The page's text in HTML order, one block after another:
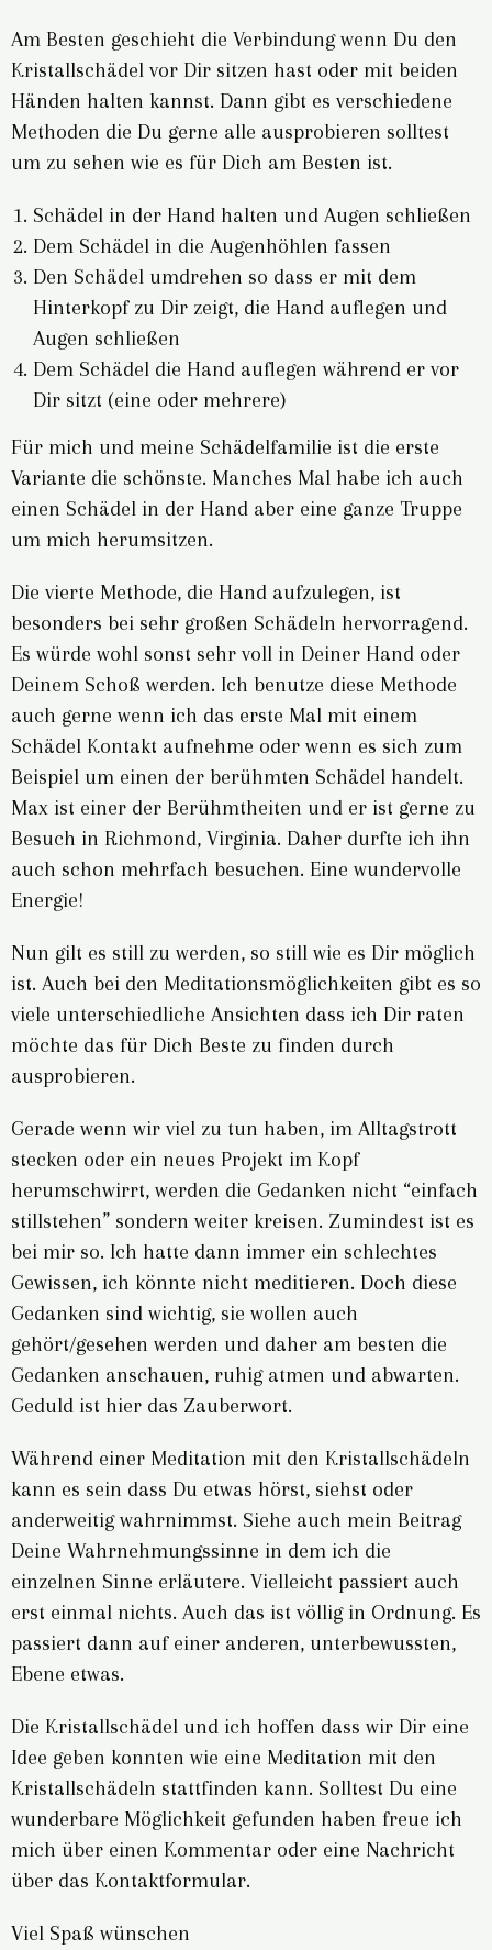
Am Besten geschieht die Verbindung wenn Du den
Kristallschädel vor Dir sitzen hast oder mit beiden
Händen halten kannst. Dann gibt es verschiedene
Methoden die Du gerne alle ausprobieren solltest
um zu sehen wie es für Dich am Besten ist.
Schädel in der Hand halten und Augen schließen
Dem Schädel in die Augenhöhlen fassen
Den Schädel umdrehen so dass er mit dem
Hinterkopf zu Dir zeigt, die Hand auflegen und
Augen schließen
Dem Schädel die Hand auflegen während er vor
Dir sitzt (eine oder mehrere)
Für mich und meine Schädelfamilie ist die erste
Variante die schönste. Manches Mal habe ich auch
einen Schädel in der Hand aber eine ganze Truppe
um mich herumsitzen.
Die vierte Methode, die Hand aufzulegen, ist
besonders bei sehr großen Schädeln hervorragend.
Es würde wohl sonst sehr voll in Deiner Hand oder
Deinem Schoß werden. Ich benutze diese Methode
auch gerne wenn ich das erste Mal mit einem
Schädel Kontakt aufnehme oder wenn es sich zum
Beispiel um einen der berühmten Schädel handelt.
Max ist einer der Berühmtheiten und er ist gerne zu
Besuch in Richmond, Virginia. Daher durfte ich ihn
auch schon mehrfach besuchen. Eine wundervolle
Energie!
Nun gilt es still zu werden, so still wie es Dir möglich
ist. Auch bei den Meditationsmöglichkeiten gibt es so
viele unterschiedliche Ansichten dass ich Dir raten
möchte das für Dich Beste zu finden durch
ausprobieren.
Gerade wenn wir viel zu tun haben, im Alltagstrott
stecken oder ein neues Projekt im Kopf
herumschwirrt, werden die Gedanken nicht “einfach
stillstehen” sondern weiter kreisen. Zumindest ist es
bei mir so. Ich hatte dann immer ein schlechtes
Gewissen, ich könnte nicht meditieren. Doch diese
Gedanken sind wichtig, sie wollen auch
gehört/gesehen werden und daher am besten die
Gedanken anschauen, ruhig atmen und abwarten.
Geduld ist hier das Zauberwort.
Während einer Meditation mit den Kristallschädeln
kann es sein dass Du etwas hörst, siehst oder
anderweitig wahrnimmst. Siehe auch mein Beitrag
Deine Wahrnehmungssinne in dem ich die
einzelnen Sinne erläutere. Vielleicht passiert auch
erst einmal nichts. Auch das ist völlig in Ordnung. Es
passiert dann auf einer anderen, unterbewussten,
Ebene etwas.
Die Kristallschädel und ich hoffen dass wir Dir eine
Idee geben konnten wie eine Meditation mit den
Kristallschädeln stattfinden kann. Solltest Du eine
wunderbare Möglichkeit gefunden haben freue ich
mich über einen Kommentar oder eine Nachricht
über das Kontaktformular.
Viel Spaß wünschen